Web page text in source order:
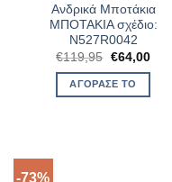
Ανδρικά Μποτάκια
ΜΠΟΤΑΚΙΑ σχέδιο:
N527R0042
€119,95 Original
price
was:
€119,95.
€64,00Η
ΑΓΌΡΑΣΈ ΤΟ
-73%